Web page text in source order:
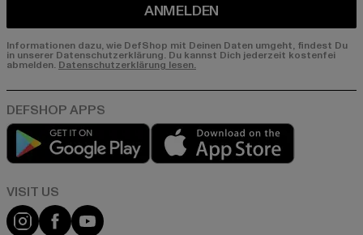
ANMELDEN
Informationen dazu, wie DefShop mit Deinen Daten umgeht, findest Du
in unserer Datenschutzerklärung. Du kannst Dich jederzeit kostenfei
abmelden. Datenschutzerklärung lesen.
Play market
Visit our Instagram page:
Visit our Facebook page:
Visit our YouTube channel: